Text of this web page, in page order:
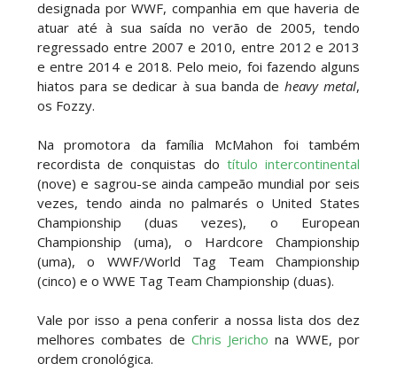
México revelado
SCSA867-Aug 07 2026
Agente livre de peso: Kairi Sane revela inúmeras
próximo passo
SCSA867-Aug 07 2026
WWE: Regresso de Stephanie Vaquer foi adiado
por várias semanas
SCSA867- Aug 06 2026
ESTAGNAÇÃO NO MAIN EVENT? Triple H
responde a críticas e deixa aviso claro aos
designada por WWF, companhia em que haveria de
atuar até à sua saída no verão de 2005, tendo
regressado entre 2007 e 2010, entre 2012 e 2013
e entre 2014 e 2018. Pelo meio, foi fazendo alguns
hiatos para se dedicar à sua banda deheavy metal,
os Fozzy.
Na promotora da família McMahon foi também
recordista de conquistas do título intercontinental
(nove) e sagrou-se ainda campeão mundial por seis
vezes, tendo ainda no palmarés o United States
Championship (duas vezes), o European
Championship (uma), o Hardcore Championship
(uma), o WWF/World Tag Team Championship
(cinco) e o WWE Tag Team Championship (duas).
Vale por isso a pena conferir a nossa lista dos dez
melhores combates de Chris Jericho na WWE, por
ordem cronológica.